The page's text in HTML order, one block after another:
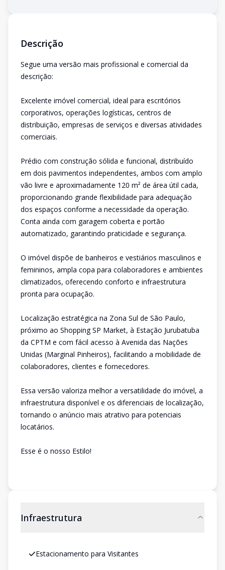
Descrição
Segue uma versão mais profissional e comercial da
descrição:
Excelente imóvel comercial, ideal para escritórios
corporativos, operações logísticas, centros de
distribuição, empresas de serviços e diversas atividades
comerciais.
Prédio com construção sólida e funcional, distribuído
em dois pavimentos independentes, ambos com amplo
vão livre e aproximadamente 120 m² de área útil cada,
proporcionando grande flexibilidade para adequação
dos espaços conforme a necessidade da operação.
Conta ainda com garagem coberta e portão
automatizado, garantindo praticidade e segurança.
O imóvel dispõe de banheiros e vestiários masculinos e
femininos, ampla copa para colaboradores e ambientes
climatizados, oferecendo conforto e infraestrutura
pronta para ocupação.
Localização estratégica na Zona Sul de São Paulo,
próximo ao Shopping SP Market, à Estação Jurubatuba
da CPTM e com fácil acesso à Avenida das Nações
Unidas (Marginal Pinheiros), facilitando a mobilidade de
colaboradores, clientes e fornecedores.
Essa versão valoriza melhor a versatilidade do imóvel, a
infraestrutura disponível e os diferenciais de localização,
tornando o anúncio mais atrativo para potenciais
locatários.
Esse é o nosso Estilo!
Infraestrutura
Estacionamento para Visitantes